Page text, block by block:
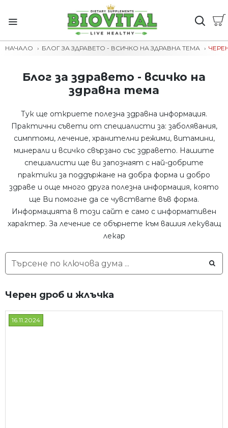
НАЧАЛО БЛОГ ЗА ЗДРАВЕТО - ВСИЧКО НА ЗДРАВНА ТЕМА
Блог за здравето - всичко на
здравна тема
Тук ще откриете полезна здравна информация.
Практични съвети от специалисти за: заболявания,
симптоми, лечение, хранителни режими, витамини,
минерали и всичко свързано със здравето. Нашите
специалисти ще ви запознаят с най-добрите
практики за поддържане на добра форма и добро
здраве и още много друга полезна информация, която
ще Ви помогне да се чувствате във форма.
Информацията в този сайт е само с информативен
характер. За лечение се обърнете към вашия лекуващ
лекар
Черен дроб и жлъчка
16.11.2024